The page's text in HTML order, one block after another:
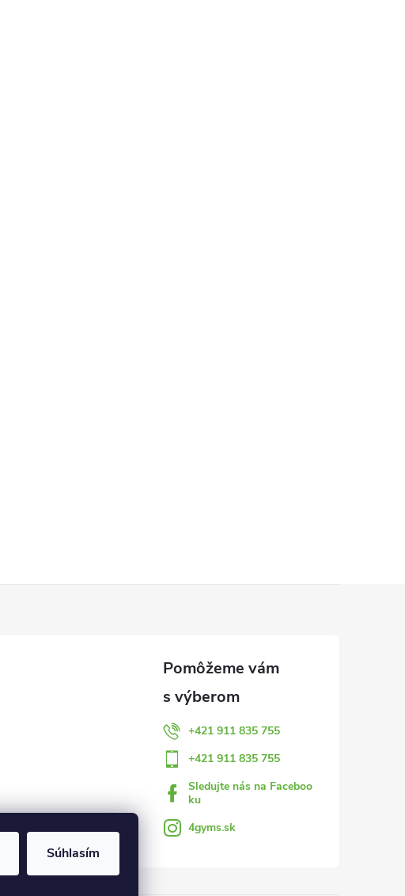
Súhlasím
+421 911 835 755
+421 911 835 755
Sledujte nás na Faceboo
ku
4gyms.sk